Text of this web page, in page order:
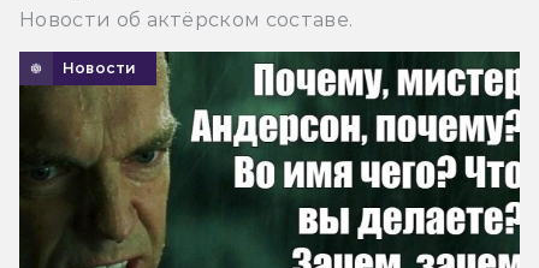
Новости об актёрском составе.
Новости